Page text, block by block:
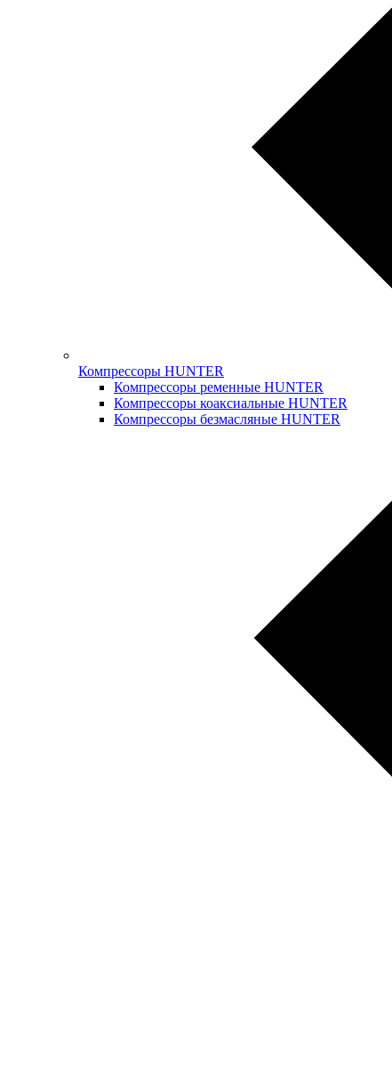
Компрессоры HUNTER
Компрессоры ременные HUNTER
Компрессоры коаксиальные HUNTER
Компрессоры безмасляные HUNTER